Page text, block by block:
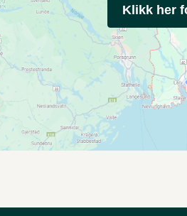
Klikk her